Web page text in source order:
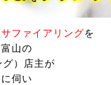
サファイア リングを
山の
） 店主が
伺い